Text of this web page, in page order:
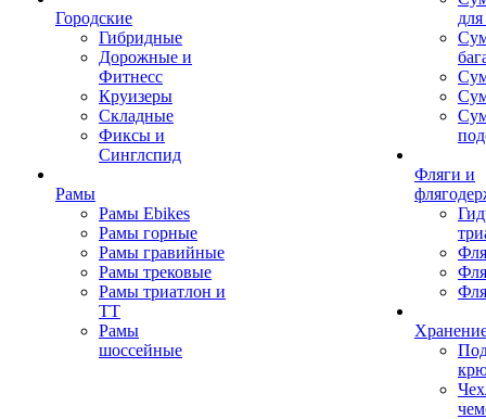
Городские
Гибридные
Дорожные и
Фитнесс
Круизеры
Складные
Фиксы и
Синглспид
Рамы
Рамы Ebikes
Рамы горные
Рамы гравийные
Рамы трековые
Рамы триатлон и
ТТ
Рамы
шоссейные
Фляги и